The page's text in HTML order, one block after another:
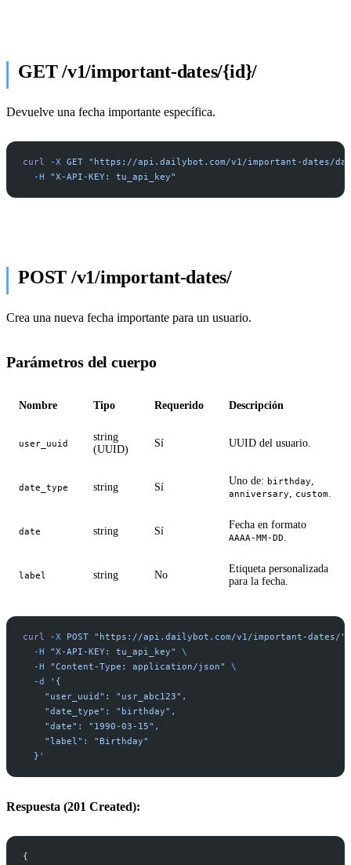
GET /v1/important-dates/{id}/
Devuelve una fecha importante específica.
curl -X GET "https://api.dailybot.com/v1/important-dates/
  -H
"X-API-KEY: tu_api_key"
POST /v1/important-dates/
Crea una nueva fecha importante para un usuario.
Parámetros del cuerpo
Nombre Tipo Requerido Descripción
user_uuid
string
(UUID)
Sí UUID del usuario.
date_type string Sí
Uno de: birthday,
anniversary, custom.
date string Sí
Fecha en formato
AAAA-MM-DD.
label string No
Etiqueta personalizada
para la fecha.
curl -X POST "https://api.dailybot.com/v1/important-dates/"
  -H
"X-API-KEY: tu_api_key"
\
  -H
"Content-Type: application/json"
\
  -d
'{
    "user_uuid": "usr_abc123",
    "date_type": "birthday",
    "date": "1990-03-15",
    "label": "Birthday"
  }'
Respuesta (201 Created):
{